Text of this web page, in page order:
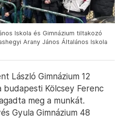
Iskola és Gimnázium tiltakozó
Arany János Általános Iskola
László Gimnázium 12
budapesti Kölcsey Ferenc
meg a munkát.
Gyula Gimnázium 48